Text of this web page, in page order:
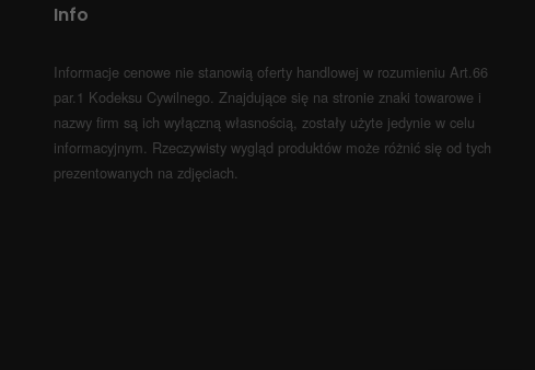
Info
Informacje cenowe nie stanowią oferty handlowej w rozumieniu Art.66
par.1 Kodeksu Cywilnego. Znajdujące się na stronie znaki towarowe i
nazwy firm są ich wyłączną własnością, zostały użyte jedynie w celu
informacyjnym. Rzeczywisty wygląd produktów może różnić się od tych
prezentowanych na zdjęciach.